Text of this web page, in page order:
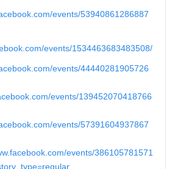
events/53940861286887
events/1534463683483508/
events/44440281905726
events/139452070418766
events/57391604937867
events/386105781571